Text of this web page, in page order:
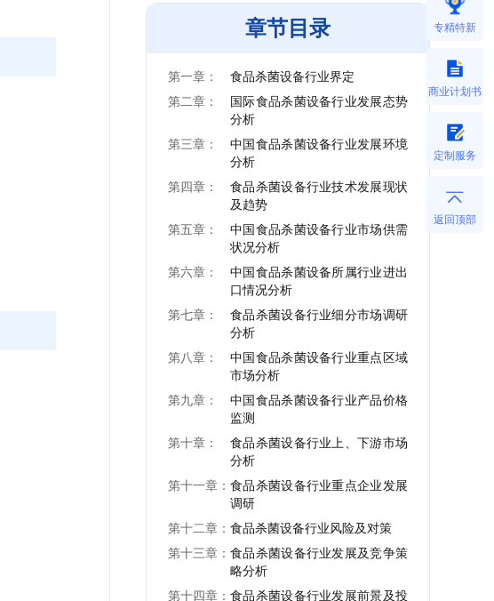
章节目录
第一章：
食品杀菌设备行业界定
第二章：
国际食品杀菌设备行业发展态势
分析
第三章：
中国食品杀菌设备行业发展环境
分析
第四章：
食品杀菌设备行业技术发展现状
及趋势
第五章：
中国食品杀菌设备行业市场供需
状况分析
第六章：
中国食品杀菌设备所属行业进出
口情况分析
第七章：
食品杀菌设备行业细分市场调研
分析
第八章：
中国食品杀菌设备行业重点区域
市场分析
第九章：
中国食品杀菌设备行业产品价格
监测
第十章：
食品杀菌设备行业上、下游市场
分析
第十一章： 食品杀菌设备行业重点企业发展
调研
第十二章： 食品杀菌设备行业风险及对策
第十三章： 食品杀菌设备行业发展及竞争策
略分析
第十四章： 食品杀菌设备行业发展前景及投
专精特新
商业计划书
定制服务
返回顶部